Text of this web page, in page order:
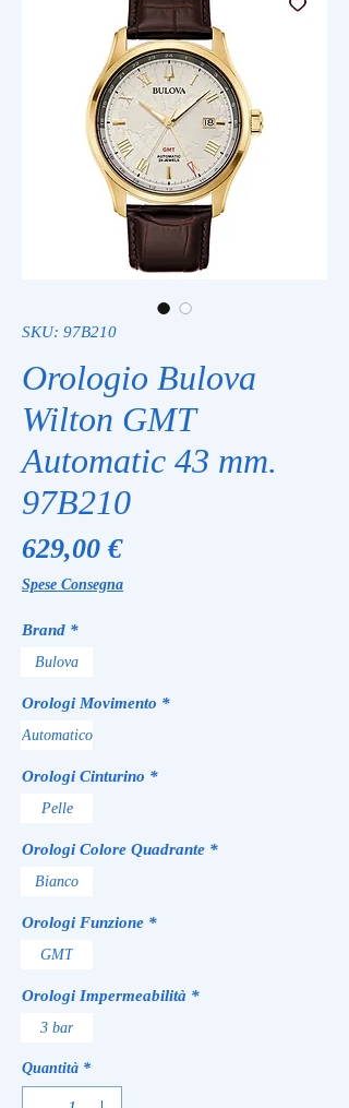
SKU: 97B210
Orologio Bulova
Wilton GMT
Automatic 43 mm.
97B210
629,00 €Prezzo
Spese Consegna
Brand *
Bulova
Orologi Movimento *
Automatico
Orologi Cinturino *
Pelle
Orologi Colore Quadrante *
Bianco
Orologi Funzione *
GMT
Orologi Impermeabilità *
3 bar
Quantità *